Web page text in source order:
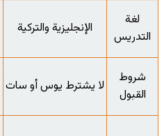
لغة
التدريس
الإنجليزية والتركية
شروط
القبول
لا يشترط يوس أو سات